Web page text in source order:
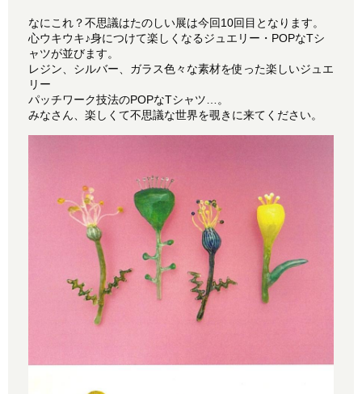
なにこれ？不思議はたのしい展は今回10回目となります。
心ウキウキ♪身につけて楽しくなるジュエリー・POPなTシ
ャツが並びます。
レジン、シルバー、ガラス色々な素材を使った楽しいジュエ
リー
パッチワーク技法のPOPなTシャツ…。
みなさん、楽しくて不思議な世界を覗きに来てください。